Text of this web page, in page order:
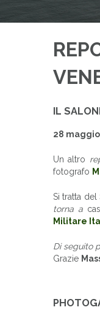
IL
28
Un altro
fotografo
Si tratta del
torna a
Militare
Di seguito
Grazie